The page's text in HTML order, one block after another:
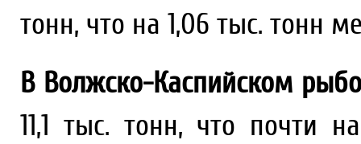
тонн, что на 1,06 тыс. тонн
В Волжско-Каспийском
11,1 тыс. тонн, что почти